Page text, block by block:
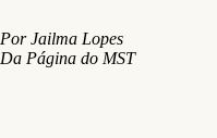
Por Jailma Lopes
Da Página do MST